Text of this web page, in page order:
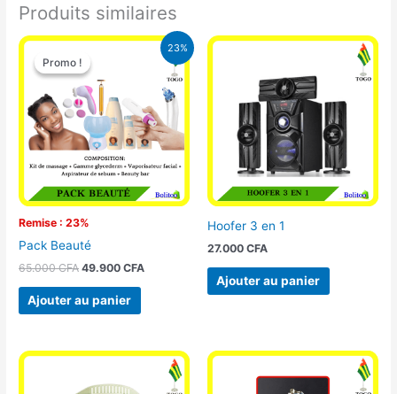
Produits similaires
23%
Promo !
Remise : 23%
Promo !
Pack Beauté
65.000CFA
Le
prix
initial
était :
65.000 CFA.
49.900CFA
Le
prix
actuel
est :
49.900 CFA.
Ajouter au panier
Hoofer 3 en 1
27.000 CFA
Ajouter au panier